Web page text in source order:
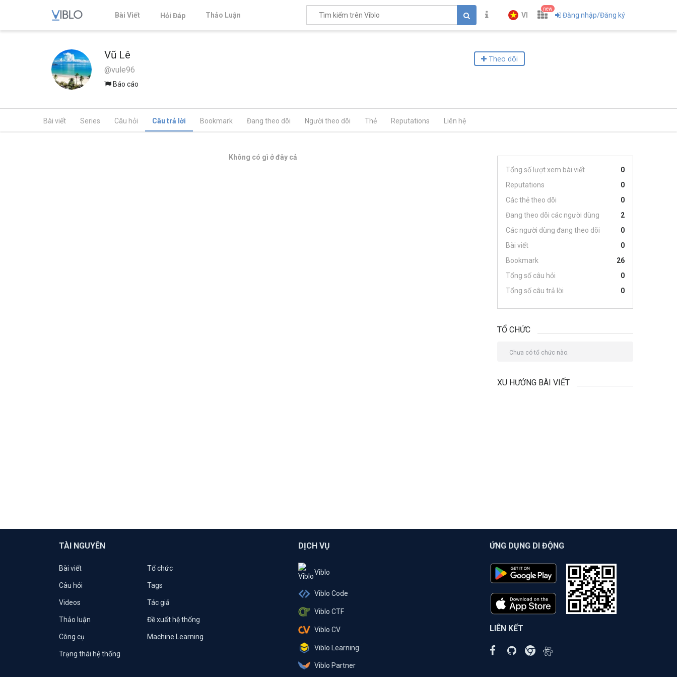
Bài Viết Hỏi Đáp Thảo Luận VI
new
Đăng nhập/Đăng ký
Vũ Lê
@vule96
Báo cáo
Theo dõi
Bài viết Series Câu hỏi Câu trả lời Bookmark Đang theo dõi Người theo dõi Thẻ Reputations Liên hệ
Không có gì ở đây cả
Tổng số lượt xem bài viết
0
Reputations
0
Các thẻ theo dõi
0
Đang theo dõi các người dùng
2
Các người dùng đang theo dõi
0
Bài viết
0
Bookmark
26
Tổng số câu hỏi
0
Tổng số câu trả lời
0
TỔ CHỨC
Chưa có tổ chức nào.
XU HƯỚNG BÀI VIẾT
TÀI NGUYÊN
Bài viết Tổ chức
Câu hỏi Tags
Videos Tác giả
Thảo luận Đề xuất hệ thống
Công cụ Machine Learning
Trạng thái hệ thống
DỊCH VỤ
Viblo
Viblo Code
Viblo CTF
Viblo CV
Viblo Learning
Viblo Partner
ỨNG DỤNG DI ĐỘNG
LIÊN KẾT